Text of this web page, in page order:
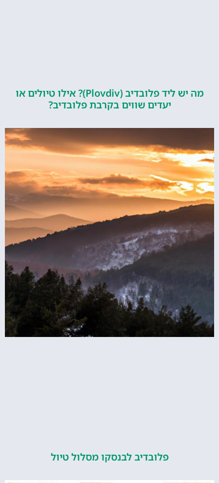
מה יש ליד פלובדיב (Plovdiv)? אילו טיולים או
יעדים שווים בקרבת פלובדיב?
פלובדיב לבנסקו מסלול טיול